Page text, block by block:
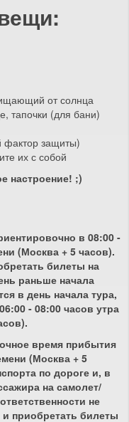
от солнца
тапочки (для бани)
защиты)
их с собой
настроение! ;)
в 08:00 -
(Москва + 5 часов).
билеты на
раньше начала
в день начала тура,
- 08:00 часов утра
время прибытия
(Москва + 5
по дороге и, в
на самолет/
не
приобретать билеты